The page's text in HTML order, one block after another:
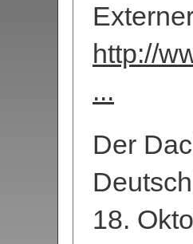
http://
...
Der
18.